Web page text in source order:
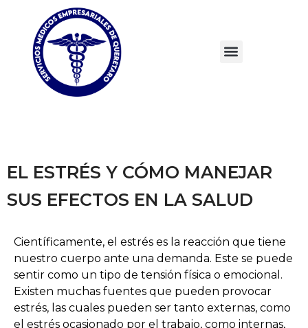
EL ESTRÉS Y CÓMO MANEJAR
SUS EFECTOS EN LA SALUD
Científicamente, el estrés es la reacción que tiene
nuestro cuerpo ante una demanda. Este se puede
sentir como un tipo de tensión física o emocional.
Existen muchas fuentes que pueden provocar
estrés, las cuales pueden ser tanto externas, como
el estrés ocasionado por el trabajo, como internas,